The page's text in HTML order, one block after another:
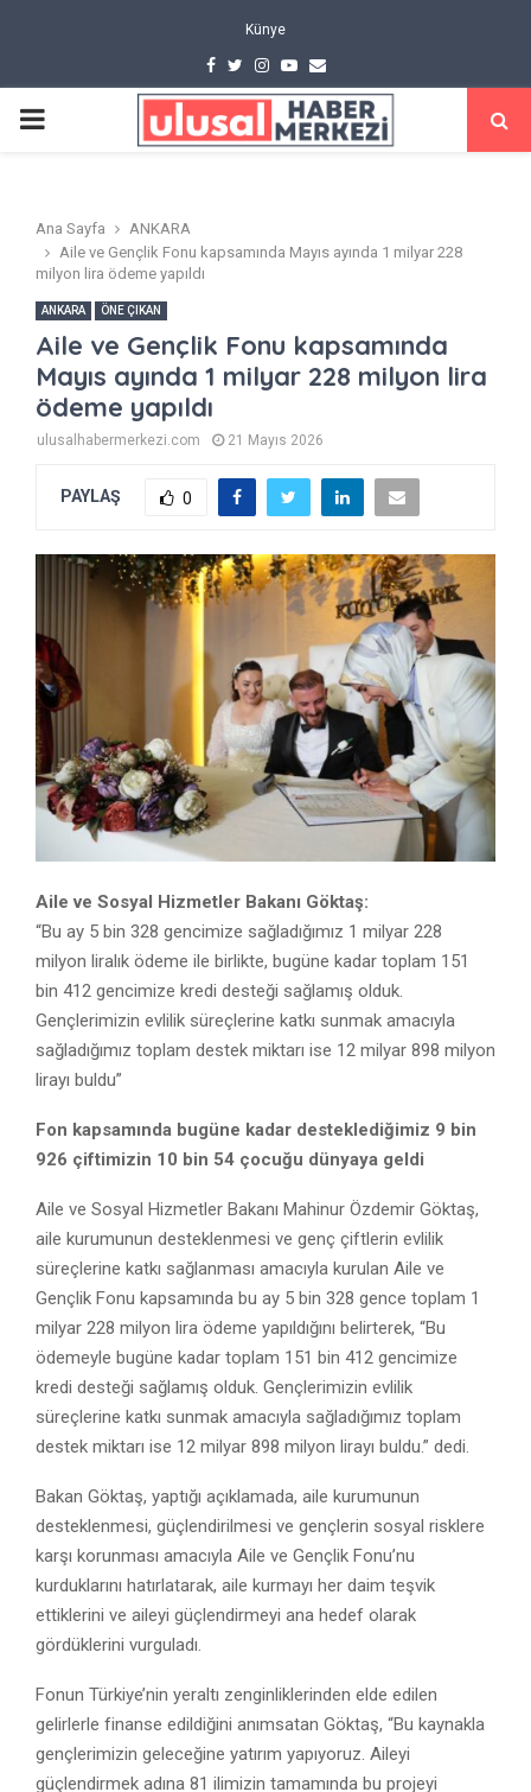
Künye
Facebook
TwitterInstagram
Youtube
Email
PRIMARY
Ana Sayfa
ANKARA
Aile ve Gençlik Fonu kapsamında Mayıs ayında 1 milyar 228
milyon lira ödeme yapıldı
ANKARA ÖNE ÇIKAN
Aile ve Gençlik Fonu kapsamında
Mayıs ayında 1 milyar 228 milyon lira
ödeme yapıldı
ulusalhabermerkezi.com 21 Mayıs 2026
PAYLAŞ 0
Aile ve Sosyal Hizmetler Bakanı Göktaş:
“Bu ay 5 bin 328 gencimize sağladığımız 1 milyar 228
milyon liralık ödeme ile birlikte, bugüne kadar toplam 151
bin 412 gencimize kredi desteği sağlamış olduk.
Gençlerimizin evlilik süreçlerine katkı sunmak amacıyla
sağladığımız toplam destek miktarı ise 12 milyar 898 milyon
lirayı buldu”
Fon kapsamında bugüne kadar desteklediğimiz 9 bin
926 çiftimizin 10 bin 54 çocuğu dünyaya geldi
Aile ve Sosyal Hizmetler Bakanı Mahinur Özdemir Göktaş,
aile kurumunun desteklenmesi ve genç çiftlerin evlilik
süreçlerine katkı sağlanması amacıyla kurulan Aile ve
Gençlik Fonu kapsamında bu ay 5 bin 328 gence toplam 1
milyar 228 milyon lira ödeme yapıldığını belirterek, “Bu
ödemeyle bugüne kadar toplam 151 bin 412 gencimize
kredi desteği sağlamış olduk. Gençlerimizin evlilik
süreçlerine katkı sunmak amacıyla sağladığımız toplam
destek miktarı ise 12 milyar 898 milyon lirayı buldu.” dedi.
Bakan Göktaş, yaptığı açıklamada, aile kurumunun
desteklenmesi, güçlendirilmesi ve gençlerin sosyal risklere
karşı korunması amacıyla Aile ve Gençlik Fonu’nu
kurduklarını hatırlatarak, aile kurmayı her daim teşvik
ettiklerini ve aileyi güçlendirmeyi ana hedef olarak
gördüklerini vurguladı.
Fonun Türkiye’nin yeraltı zenginliklerinden elde edilen
gelirlerle finanse edildiğini anımsatan Göktaş, “Bu kaynakla
gençlerimizin geleceğine yatırım yapıyoruz. Aileyi
güçlendirmek adına 81 ilimizin tamamında bu projeyi